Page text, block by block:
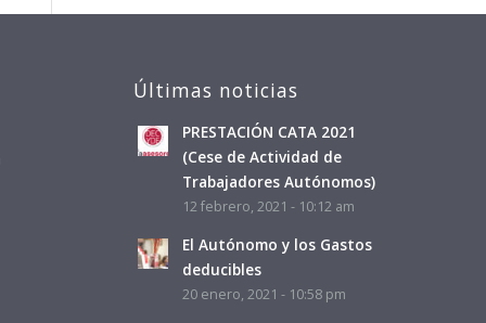
Últimas noticias
PRESTACIÓN CATA 2021
(Cese de Actividad de
Trabajadores Autónomos)
12 febrero, 2021 - 10:12 am
El Autónomo y los Gastos
deducibles
20 enero, 2021 - 10:58 pm